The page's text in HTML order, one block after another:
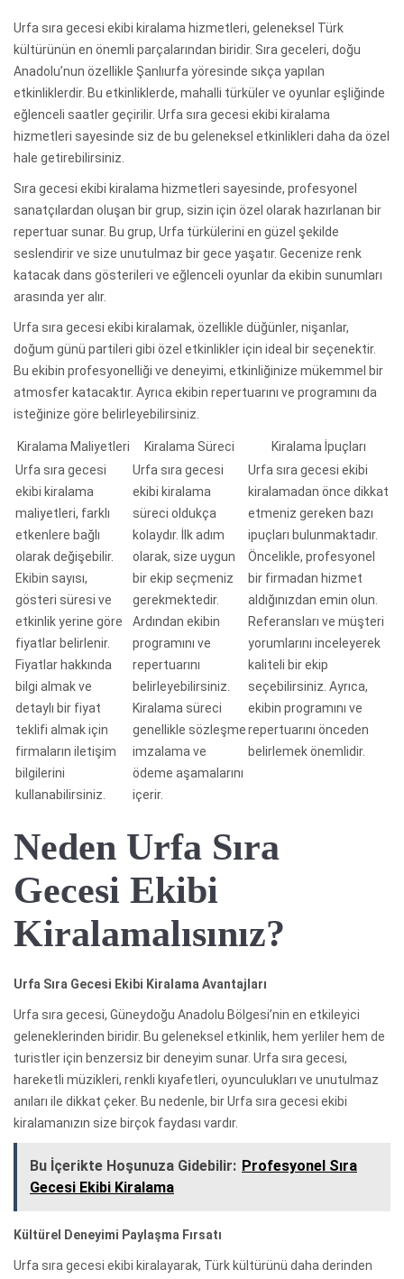
Urfa sıra gecesi ekibi kiralama hizmetleri, geleneksel Türk
kültürünün en önemli parçalarından biridir. Sıra geceleri, doğu
Anadolu’nun özellikle Şanlıurfa yöresinde sıkça yapılan
etkinliklerdir. Bu etkinliklerde, mahalli türküler ve oyunlar eşliğinde
eğlenceli saatler geçirilir. Urfa sıra gecesi ekibi kiralama
hizmetleri sayesinde siz de bu geleneksel etkinlikleri daha da özel
hale getirebilirsiniz.
Sıra gecesi ekibi kiralama hizmetleri sayesinde, profesyonel
sanatçılardan oluşan bir grup, sizin için özel olarak hazırlanan bir
repertuar sunar. Bu grup, Urfa türkülerini en güzel şekilde
seslendirir ve size unutulmaz bir gece yaşatır. Gecenize renk
katacak dans gösterileri ve eğlenceli oyunlar da ekibin sunumları
arasında yer alır.
Urfa sıra gecesi ekibi kiralamak, özellikle düğünler, nişanlar,
doğum günü partileri gibi özel etkinlikler için ideal bir seçenektir.
Bu ekibin profesyonelliği ve deneyimi, etkinliğinize mükemmel bir
atmosfer katacaktır. Ayrıca ekibin repertuarını ve programını da
isteğinize göre belirleyebilirsiniz.
Kiralama Maliyetleri Kiralama Süreci
Kiralama İpuçları
Urfa sıra gecesi
ekibi kiralama
maliyetleri, farklı
etkenlere bağlı
olarak değişebilir.
Ekibin sayısı,
gösteri süresi ve
etkinlik yerine göre
fiyatlar belirlenir.
Fiyatlar hakkında
bilgi almak ve
detaylı bir fiyat
teklifi almak için
firmaların iletişim
bilgilerini
kullanabilirsiniz.
Urfa sıra gecesi
ekibi kiralama
süreci oldukça
kolaydır. İlk adım
olarak, size uygun
bir ekip seçmeniz
gerekmektedir.
Ardından ekibin
programını ve
repertuarını
belirleyebilirsiniz.
Kiralama süreci
genellikle sözleşme
imzalama ve
ödeme aşamalarını
içerir.
Urfa sıra gecesi ekibi
kiralamadan önce dikkat
etmeniz gereken bazı
ipuçları bulunmaktadır.
Öncelikle, profesyonel
bir firmadan hizmet
aldığınızdan emin olun.
Referansları ve müşteri
yorumlarını inceleyerek
kaliteli bir ekip
seçebilirsiniz. Ayrıca,
ekibin programını ve
repertuarını önceden
belirlemek önemlidir.
Neden Urfa Sıra
Gecesi Ekibi
Kiralamalısınız?
Urfa Sıra Gecesi Ekibi Kiralama Avantajları
Urfa sıra gecesi, Güneydoğu Anadolu Bölgesi’nin en etkileyici
geleneklerinden biridir. Bu geleneksel etkinlik, hem yerliler hem de
turistler için benzersiz bir deneyim sunar. Urfa sıra gecesi,
hareketli müzikleri, renkli kıyafetleri, oyunculukları ve unutulmaz
anıları ile dikkat çeker. Bu nedenle, bir Urfa sıra gecesi ekibi
kiralamanızın size birçok faydası vardır.
Bu İçerikte Hoşunuza Gidebilir: Profesyonel Sıra
Gecesi Ekibi Kiralama
Kültürel Deneyimi Paylaşma Fırsatı
Urfa sıra gecesi ekibi kiralayarak, Türk kültürünü daha derinden